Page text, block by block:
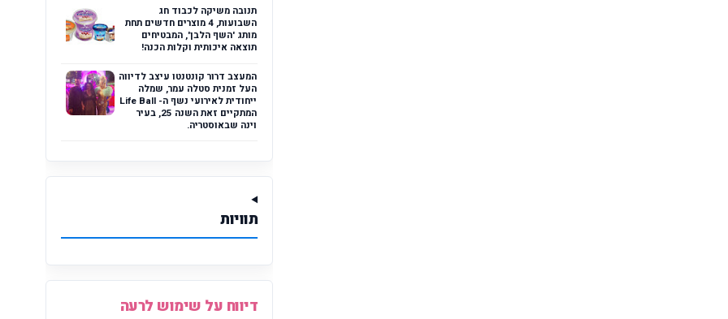
תנובה משיקה לכבוד חג
השבועות, 4 מוצרים חדשים תחת
מותג 'השף הלבן', המבטיחים
תוצאה איכותית וקלות הכנה!
המעצב דרור קונטנטו עיצב לדיווה
העל זמנית סטלה עמר, שמלה
ייחודית לאירועי נשף ה- Life Ball
המתקיים זאת השנה 25, בעיר
וינה שבאוסטריה.
תוויות
דיווח על שימוש לרעה